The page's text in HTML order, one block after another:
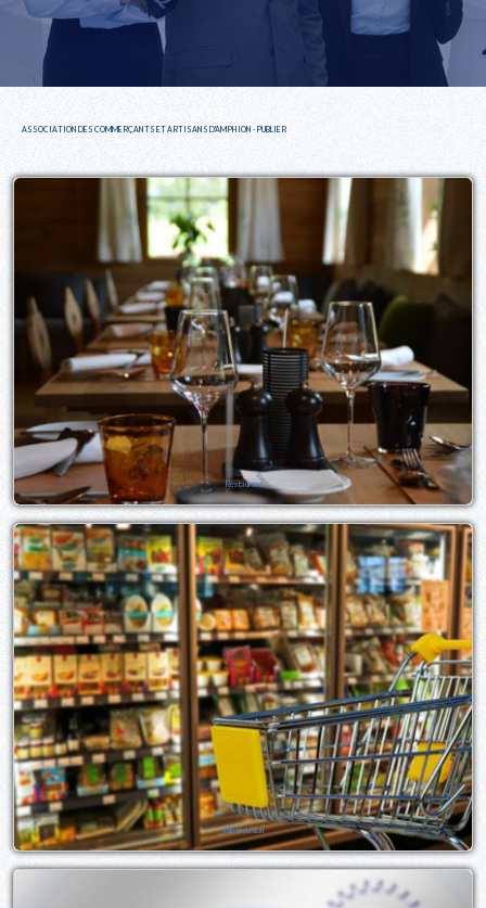
ASSOCIATION DES COMMERÇANTS ET ARTISANS D'AMPHION - PUBLIER
Restaurant
Alimentation